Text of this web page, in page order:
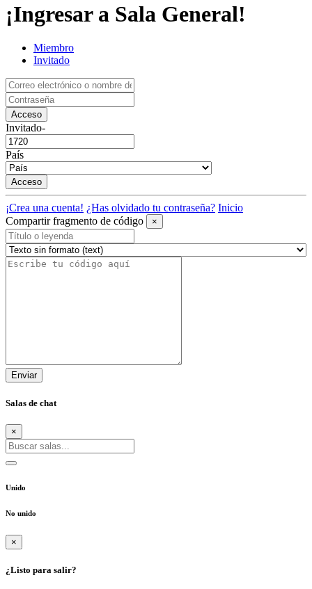
¡Ingresar a Sala General!
Miembro
Invitado
Acceso
Invitado-
País
Acceso
¡Crea una cuenta! ¿Has olvidado tu contraseña? Inicio
Compartir fragmento de código
×
Enviar
Salas de chat
×
Unido
No unido
×
¿Listo para salir?